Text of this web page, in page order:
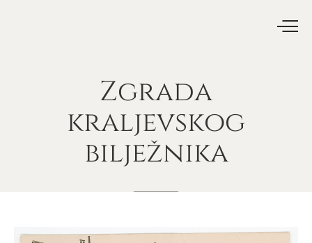
Zgrada
kraljevskog
bilježnika